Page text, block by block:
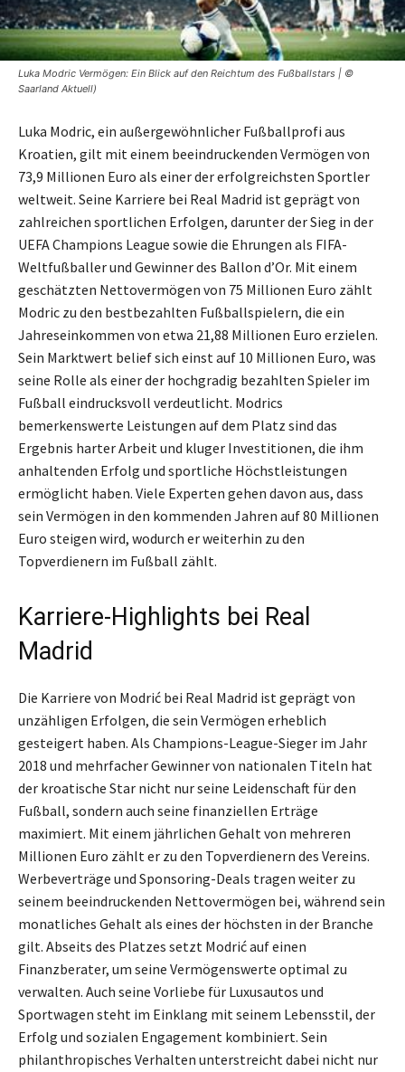
Luka Modric Vermögen: Ein Blick auf den Reichtum des Fußballstars | ©
Saarland Aktuell)
Luka Modric, ein außergewöhnlicher Fußballprofi aus
Kroatien, gilt mit einem beeindruckenden Vermögen von
73,9 Millionen Euro als einer der erfolgreichsten Sportler
weltweit. Seine Karriere bei Real Madrid ist geprägt von
zahlreichen sportlichen Erfolgen, darunter der Sieg in der
UEFA Champions League sowie die Ehrungen als FIFA-
Weltfußballer und Gewinner des Ballon d’Or. Mit einem
geschätzten Nettovermögen von 75 Millionen Euro zählt
Modric zu den bestbezahlten Fußballspielern, die ein
Jahreseinkommen von etwa 21,88 Millionen Euro erzielen.
Sein Marktwert belief sich einst auf 10 Millionen Euro, was
seine Rolle als einer der hochgradig bezahlten Spieler im
Fußball eindrucksvoll verdeutlicht. Modrics
bemerkenswerte Leistungen auf dem Platz sind das
Ergebnis harter Arbeit und kluger Investitionen, die ihm
anhaltenden Erfolg und sportliche Höchstleistungen
ermöglicht haben. Viele Experten gehen davon aus, dass
sein Vermögen in den kommenden Jahren auf 80 Millionen
Euro steigen wird, wodurch er weiterhin zu den
Topverdienern im Fußball zählt.
Karriere-Highlights bei Real
Madrid
Die Karriere von Modrić bei Real Madrid ist geprägt von
unzähligen Erfolgen, die sein Vermögen erheblich
gesteigert haben. Als Champions-League-Sieger im Jahr
2018 und mehrfacher Gewinner von nationalen Titeln hat
der kroatische Star nicht nur seine Leidenschaft für den
Fußball, sondern auch seine finanziellen Erträge
maximiert. Mit einem jährlichen Gehalt von mehreren
Millionen Euro zählt er zu den Topverdienern des Vereins.
Werbeverträge und Sponsoring-Deals tragen weiter zu
seinem beeindruckenden Nettovermögen bei, während sein
monatliches Gehalt als eines der höchsten in der Branche
gilt. Abseits des Platzes setzt Modrić auf einen
Finanzberater, um seine Vermögenswerte optimal zu
verwalten. Auch seine Vorliebe für Luxusautos und
Sportwagen steht im Einklang mit seinem Lebensstil, der
Erfolg und sozialen Engagement kombiniert. Sein
philanthropisches Verhalten unterstreicht dabei nicht nur